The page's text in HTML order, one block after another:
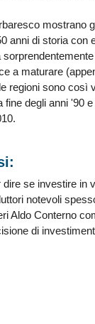
mostrano
anni di storia
a maturare
regioni sono
fine degli anni
se investire
notevoli
Aldo Conterno
di